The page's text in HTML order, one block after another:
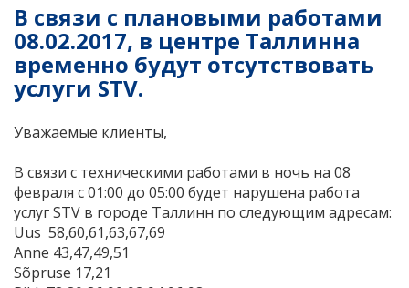
В связи с плановыми работами
08.02.2017, в центре Таллинна
временно будут отсутствовать
услуги STV.
Уважаемые клиенты,
В связи с техническими работами в ночь на 08
февраля с 01:00 до 05:00 будет нарушена работа
услуг STV в городе Таллинн по следующим адресам:
Uus 58,60,61,63,67,69
Anne 43,47,49,51
Sõpruse 17,21